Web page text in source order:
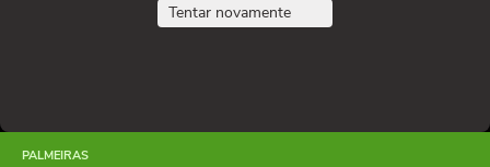
Tentar novamente
PALMEIRAS